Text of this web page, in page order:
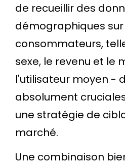
de recueillir des
démographiques sur
consommateurs,
sexe, le revenu et le
l'utilisateur moyen -
absolument
une stratégie de
marché.
Une combinaison